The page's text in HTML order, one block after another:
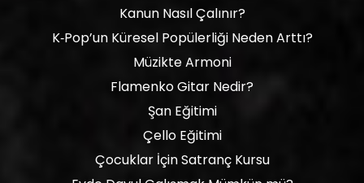
Kanun Nasıl Çalınır?
K‑Pop’un Küresel Popülerliği Neden Arttı?
Müzikte Armoni
Flamenko Gitar Nedir?
Şan Eğitimi
Çello Eğitimi
Çocuklar İçin Satranç Kursu